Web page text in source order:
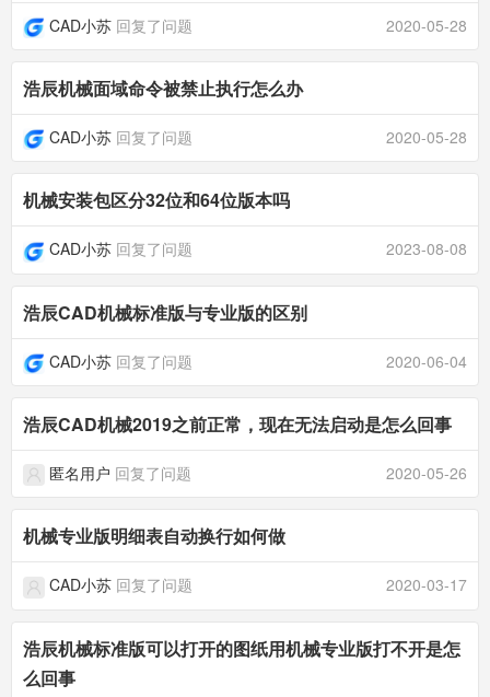
CAD小苏 回复了问题 2020-05-28
浩辰机械面域命令被禁止执行怎么办
CAD小苏 回复了问题 2020-05-28
机械安装包区分32位和64位版本吗
CAD小苏 回复了问题 2023-08-08
浩辰CAD机械标准版与专业版的区别
CAD小苏 回复了问题 2020-06-04
浩辰CAD机械2019之前正常，现在无法启动是怎么回事
匿名用户 回复了问题 2020-05-26
机械专业版明细表自动换行如何做
CAD小苏 回复了问题 2020-03-17
浩辰机械标准版可以打开的图纸用机械专业版打不开是怎
么回事